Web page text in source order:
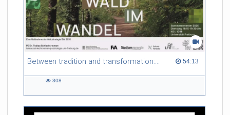
Between tradition and transformation: how owners, advisers and institutions co-create knowledge for resilient forests in Europe 54:13
54:13 duration
308